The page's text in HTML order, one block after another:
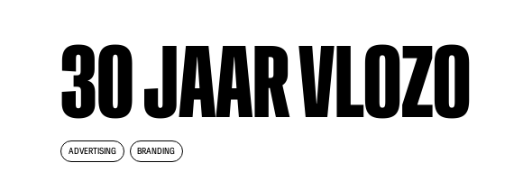
30 JAAR VLOZO
ADVERTISING BRANDING